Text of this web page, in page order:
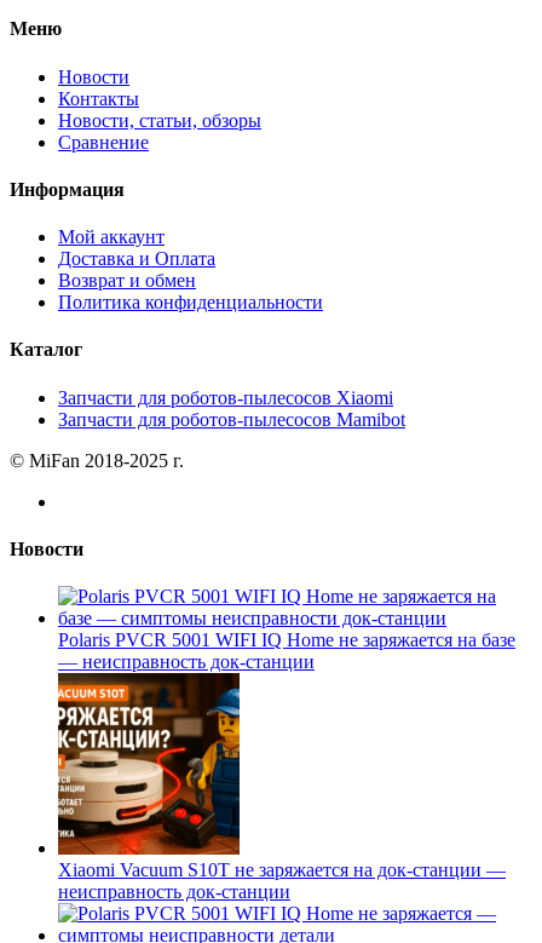
Меню
Новости
Контакты
Новости, статьи, обзоры
Сравнение
Информация
Мой аккаунт
Доставка и Оплата
Возврат и обмен
Политика конфиденциальности
Каталог
Запчасти для роботов-пылесосов Xiaomi
Запчасти для роботов-пылесосов Mamibot
© MiFan 2018-2025 г.
Новости
Polaris PVCR 5001 WIFI IQ Home не заряжается на базе
— неисправность док-станции
Xiaomi Vacuum S10T не заряжается на док-станции —
неисправность док-станции